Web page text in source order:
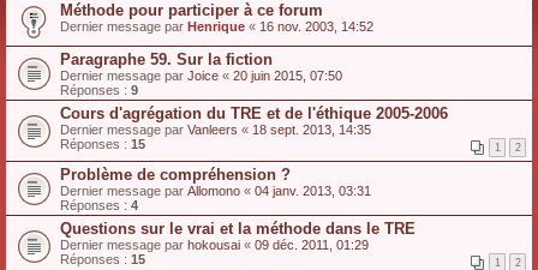
Méthode pour participer à ce forum
Dernier message par Henrique « 16 nov. 2003, 14:52
Paragraphe 59. Sur la fiction
Dernier message par Joice « 20 juin 2015, 07:50
Réponses : 9
Cours d'agrégation du TRE et de l'éthique 2005-2006
Dernier message par Vanleers « 18 sept. 2013, 14:35
Réponses : 15 1 2
Problème de compréhension ?
Dernier message par Allomono « 04 janv. 2013, 03:31
Réponses : 4
Questions sur le vrai et la méthode dans le TRE
Dernier message par hokousai « 09 déc. 2011, 01:29
Réponses : 15 1 2